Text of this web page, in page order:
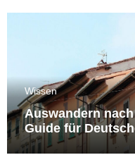
Wissen
Auswandern
Guide für